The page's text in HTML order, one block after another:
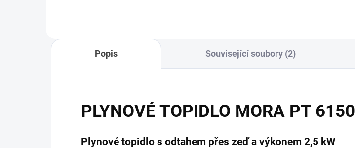
Popis Související soubory (2)
PLYNOVÉ TOPIDLO MORA PT 6150
Plynové topidlo s odtahem přes zeď a výkonem 2,5 kW